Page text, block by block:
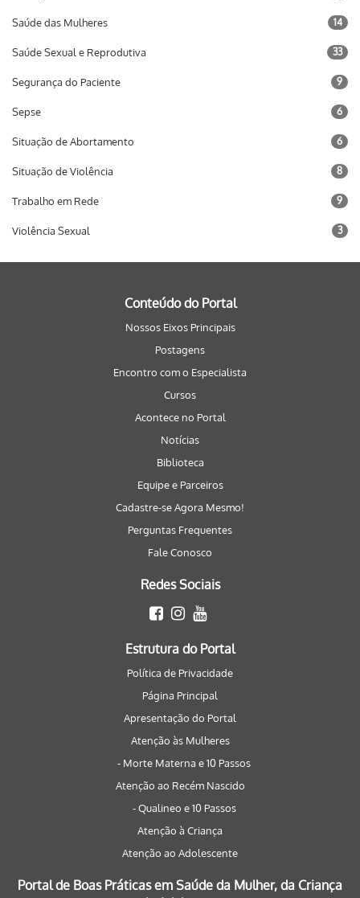
Saúde das Mulheres 14
Saúde Sexual e Reprodutiva 33
Segurança do Paciente 9
Sepse 6
Situação de Abortamento 6
Situação de Violência 8
Trabalho em Rede 9
Violência Sexual 3
Conteúdo do Portal
Nossos Eixos Principais
Postagens
Encontro com o Especialista
Cursos
Acontece no Portal
Notícias
Biblioteca
Equipe e Parceiros
Cadastre-se Agora Mesmo!
Perguntas Frequentes
Fale Conosco
Redes Sociais
Estrutura do Portal
Política de Privacidade
Página Principal
Apresentação do Portal
Atenção às Mulheres
- Morte Materna e 10 Passos
Atenção ao Recém Nascido
- Qualineo e 10 Passos
Atenção à Criança
Atenção ao Adolescente
Portal de Boas Práticas em Saúde da Mulher, da Criança